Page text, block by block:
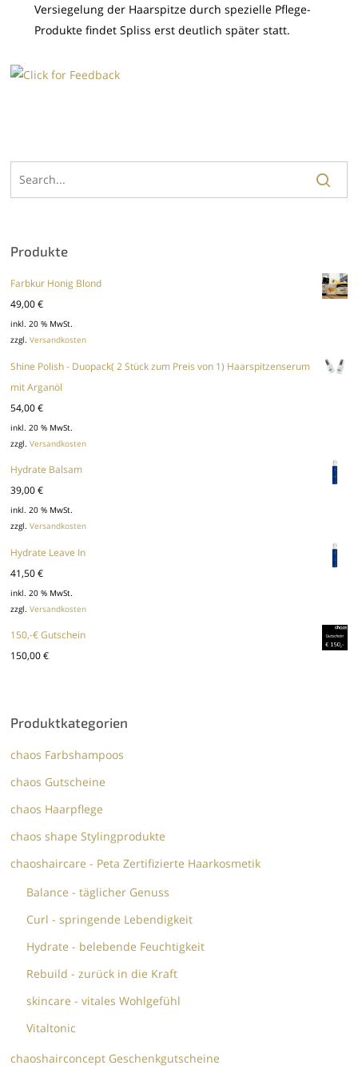
Versiegelung der Haarspitze durch spezielle Pflege-
Produkte findet Spliss erst deutlich später statt.
Produkte
Farbkur Honig Blond
49,00€
inkl. 20 % MwSt.
zzgl.Versandkosten
Shine Polish - Duopack( 2 Stück zum Preis von 1) Haarspitzenserum
mit Arganöl
54,00€
inkl. 20 % MwSt.
zzgl.Versandkosten
Hydrate Balsam
39,00€
inkl. 20 % MwSt.
zzgl.Versandkosten
Hydrate Leave In
41,50€
inkl. 20 % MwSt.
zzgl.Versandkosten
150,-€ Gutschein
150,00€
Produktkategorien
chaos Farbshampoos
chaos Gutscheine
chaos Haarpflege
chaos shape Stylingprodukte
chaoshaircare - Peta Zertifizierte Haarkosmetik
Balance - täglicher Genuss
Curl - springende Lebendigkeit
Hydrate - belebende Feuchtigkeit
Rebuild - zurück in die Kraft
skincare - vitales Wohlgefühl
Vitaltonic
chaoshairconcept Geschenkgutscheine